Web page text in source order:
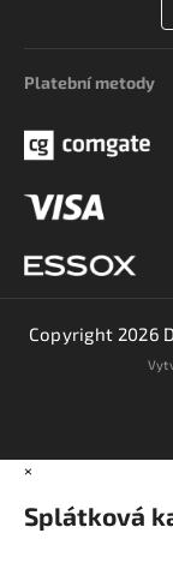
Platební metody
Copyright 2026
×
Splátková